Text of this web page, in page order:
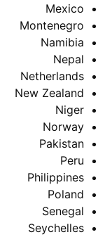
Mexico
Montenegro
Namibia
Nepal
Netherlands
New Zealand
Niger
Norway
Pakistan
Peru
Philippines
Poland
Senegal
Seychelles